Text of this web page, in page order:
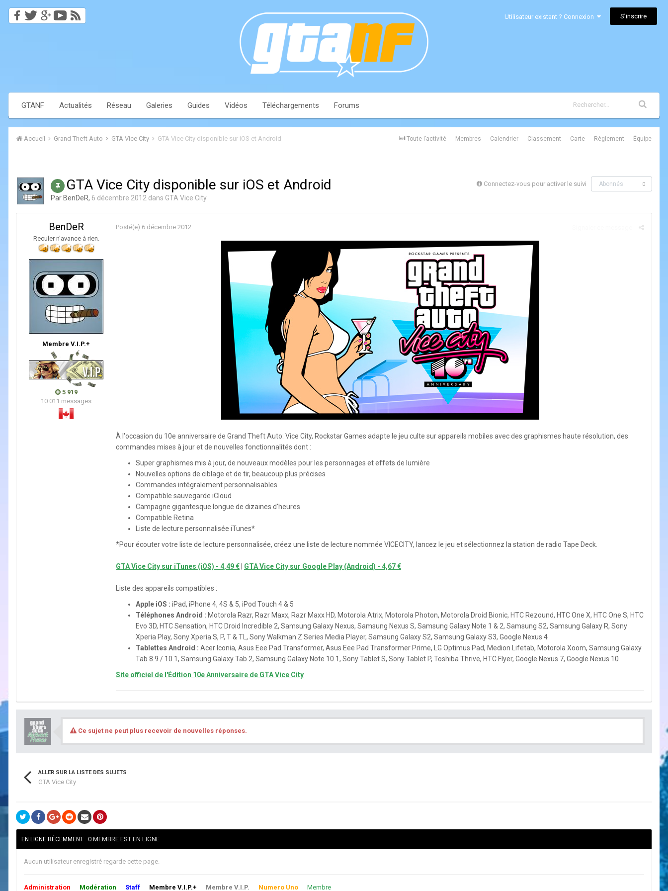
Utilisateur existant ? Connexion S’inscrire
GTANF Actualités Réseau Galeries Guides Vidéos Téléchargements Forums
Toute l’activité Membres Calendrier Classement Carte Règlement Équipe
Accueil Grand Theft Auto GTA Vice City GTA Vice City disponible sur iOS et Android
Connectez-vous pour activer le suivi Abonnés 0
GTA Vice City disponible sur iOS et Android
Par BenDeR, 6 décembre 2012 dans GTA Vice City
BenDeR
Reculer n'avance à rien.
Membre V.I.P.+
5 919
10 011 messages
Posté(e) 6 décembre 2012
À l'occasion du 10e anniversaire de Grand Theft Auto: Vice City, Rockstar Games adapte le jeu culte sur appareils mobiles avec des graphismes haute résolution, des
commandes mises à jour et de nouvelles fonctionnalités dont :
Super graphismes mis à jour, de nouveaux modèles pour les personnages et effets de lumière
Nouvelles options de ciblage et de tir, beaucoup plus précises
Commandes intégralement personnalisables
Compatible sauvegarde iCloud
Campagne gigantesque longue de dizaines d'heures
Compatible Retina
Liste de lecture personnalisée iTunes*
*Pour écouter votre liste de lecture personnalisée, créez une liste de lecture nommée VICECITY, lancez le jeu et sélectionnez la station de radio Tape Deck.
GTA Vice City sur iTunes (iOS) - 4,49 € GTA Vice City sur Google Play (Android) - 4,67 €
Liste des appareils compatibles :
Apple iOS : iPad, iPhone 4, 4S & 5, iPod Touch 4 & 5
Téléphones Android : Motorola Razr, Razr Maxx, Razr Maxx HD, Motorola Atrix, Motorola Photon, Motorola Droid Bionic, HTC Rezound, HTC One X, HTC One S, HTC
Evo 3D, HTC Sensation, HTC Droid Incredible 2, Samsung Galaxy Nexus, Samsung Nexus S, Samsung Galaxy Note 1 & 2, Samsung S2, Samsung Galaxy R, Sony
Xperia Play, Sony Xperia S, P, T & TL, Sony Walkman Z Series Media Player, Samsung Galaxy S2, Samsung Galaxy S3, Google Nexus 4
Tablettes Android : Acer Iconia, Asus Eee Pad Transformer, Asus Eee Pad Transformer Prime, LG Optimus Pad, Medion Lifetab, Motorola Xoom, Samsung Galaxy
Tab 8.9 / 10.1, Samsung Galaxy Tab 2, Samsung Galaxy Note 10.1, Sony Tablet S, Sony Tablet P, Toshiba Thrive, HTC Flyer, Google Nexus 7, Google Nexus 10
Site officiel de l'Édition 10e Anniversaire de GTA Vice City
Ce sujet ne peut plus recevoir de nouvelles réponses.
ALLER SUR LA LISTE DES SUJETS
GTA Vice City
EN LIGNE RÉCEMMENT 0 MEMBRE EST EN LIGNE
Aucun utilisateur enregistré regarde cette page.
Administration Modération Staff Membre V.I.P.+ Membre V.I.P. Numero Uno Membre